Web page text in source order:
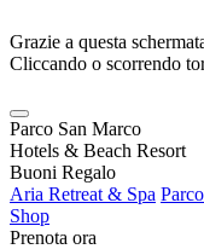
Grazie a questa
Cliccando o scorrendo
Parco San Marco
Hotels & Beach Resort
Buoni Regalo
Aria Retreat & Spa
Shop
Prenota ora